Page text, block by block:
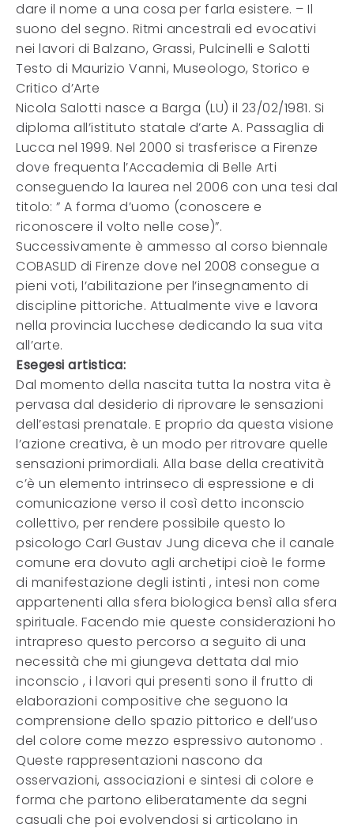
dare il nome a una cosa per farla esistere. – Il
suono del segno. Ritmi ancestrali ed evocativi
nei lavori di Balzano, Grassi, Pulcinelli e Salotti
Testo di Maurizio Vanni, Museologo, Storico e
Critico d’Arte
Nicola Salotti nasce a Barga (LU) il 23/02/1981. Si
diploma all’istituto statale d’arte A. Passaglia di
Lucca nel 1999. Nel 2000 si trasferisce a Firenze
dove frequenta l’Accademia di Belle Arti
conseguendo la laurea nel 2006 con una tesi dal
titolo: ” A forma d’uomo (conoscere e
riconoscere il volto nelle cose)”.
Successivamente è ammesso al corso biennale
COBASLID di Firenze dove nel 2008 consegue a
pieni voti, l’abilitazione per l’insegnamento di
discipline pittoriche. Attualmente vive e lavora
nella provincia lucchese dedicando la sua vita
all’arte.
Esegesi artistica:
Dal momento della nascita tutta la nostra vita è
pervasa dal desiderio di riprovare le sensazioni
dell’estasi prenatale. E proprio da questa visione
l’azione creativa, è un modo per ritrovare quelle
sensazioni primordiali. Alla base della creatività
c’è un elemento intrinseco di espressione e di
comunicazione verso il così detto inconscio
collettivo, per rendere possibile questo lo
psicologo Carl Gustav Jung diceva che il canale
comune era dovuto agli archetipi cioè le forme
di manifestazione degli istinti , intesi non come
appartenenti alla sfera biologica bensì alla sfera
spirituale. Facendo mie queste considerazioni ho
intrapreso questo percorso a seguito di una
necessità che mi giungeva dettata dal mio
inconscio , i lavori qui presenti sono il frutto di
elaborazioni compositive che seguono la
comprensione dello spazio pittorico e dell’uso
del colore come mezzo espressivo autonomo .
Queste rappresentazioni nascono da
osservazioni, associazioni e sintesi di colore e
forma che partono eliberatamente da segni
casuali che poi evolvendosi si articolano in